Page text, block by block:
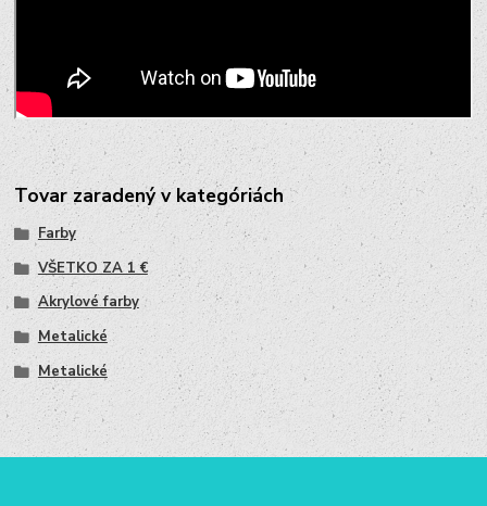
Tovar zaradený v kategóriách
Farby
VŠETKO ZA 1 €
Akrylové farby
Metalické
Metalické